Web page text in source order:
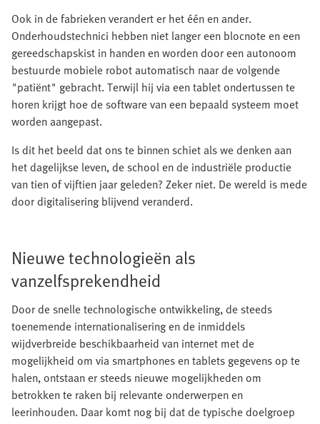
Ook in de fabrieken verandert er het één en ander.
Onderhoudstechnici hebben niet langer een blocnote en een
gereedschapskist in handen en worden door een autonoom
bestuurde mobiele robot automatisch naar de volgende
"patiënt" gebracht. Terwijl hij via een tablet ondertussen te
horen krijgt hoe de software van een bepaald systeem moet
worden aangepast.
Is dit het beeld dat ons te binnen schiet als we denken aan
het dagelijkse leven, de school en de industriële productie
van tien of vijftien jaar geleden? Zeker niet. De wereld is mede
door digitalisering blijvend veranderd.
Nieuwe technologieën als
vanzelfsprekendheid
Door de snelle technologische ontwikkeling, de steeds
toenemende internationalisering en de inmiddels
wijdverbreide beschikbaarheid van internet met de
mogelijkheid om via smartphones en tablets gegevens op te
halen, ontstaan er steeds nieuwe mogelijkheden om
betrokken te raken bij relevante onderwerpen en
leerinhouden. Daar komt nog bij dat de typische doelgroep